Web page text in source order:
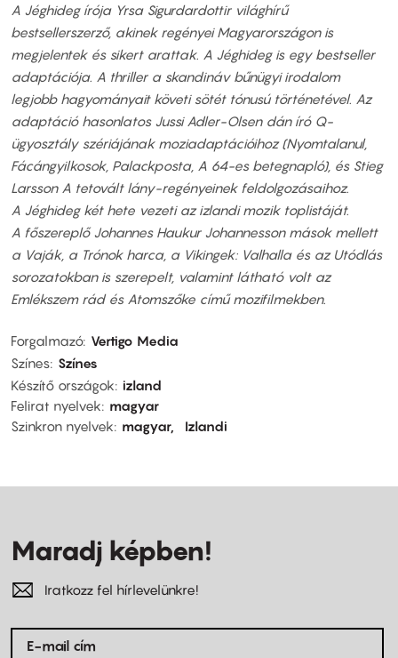
A Jéghideg írója Yrsa Sigurdardottir világhírű
bestsellerszerző, akinek regényei Magyarországon is
megjelentek és sikert arattak. A Jéghideg is egy bestseller
adaptációja. A thriller a skandináv bűnügyi irodalom
legjobb hagyományait követi sötét tónusú történetével. Az
adaptáció hasonlatos Jussi Adler-Olsen dán író Q-
ügyosztály szériájának moziadaptációihoz (Nyomtalanul,
Fácángyilkosok, Palackposta, A 64-es betegnapló), és Stieg
Larsson A tetovált lány-regényeinek feldolgozásaihoz.
A Jéghideg két hete vezeti az izlandi mozik toplistáját.
A főszereplő Johannes Haukur Johannesson mások mellett
a Vaják, a Trónok harca, a Vikingek: Valhalla és az Utódlás
sorozatokban is szerepelt, valamint látható volt az
Emlékszem rád és Atomszőke című mozifilmekben.
Forgalmazó Vertigo Media
Színes Színes
Készítő országok
izland
Felirat nyelvek
magyar
Szinkron nyelvek
magyar Izlandi
Maradj képben!
Iratkozz fel hírlevelünkre!